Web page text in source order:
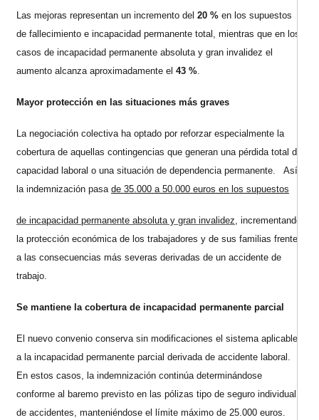
Las mejoras representan un incremento del 20 % en los supuestos
de fallecimiento e incapacidad permanente total, mientras que en los
casos de incapacidad permanente absoluta y gran invalidez el
aumento alcanza aproximadamente el 43 %
Mayor protección en las situaciones más graves
La negociación colectiva ha optado por reforzar especialmente la
cobertura de aquellas contingencias que generan una pérdida total de
capacidad laboral o una situación de dependencia permanente. Así,
la indemnización pasa de 35.000 a 50.000 euros en los supuestos
de incapacidad permanente absoluta y gran invalidez , incrementando
la protección económica de los trabajadores y de sus familias frente
a las consecuencias más severas derivadas de un accidente de
trabajo.
Se mantiene la cobertura de incapacidad permanente parcial
El nuevo convenio conserva sin modificaciones el sistema aplicable
a la incapacidad permanente parcial derivada de accidente laboral.
En estos casos, la indemnización continúa determinándose
conforme al baremo previsto en las pólizas tipo de seguro individual
de accidentes, manteniéndose el límite máximo de 25.000 euros.